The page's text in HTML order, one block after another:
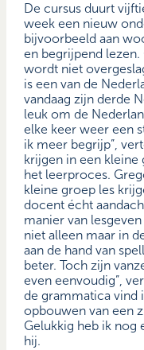
De cursus duurt
week een nieuw
bijvoorbeeld aan
en begrijpend
wordt niet
is een van de
vandaag zijn derde
leuk om de
elke keer weer een
ik meer begrijp”,
krijgen in een
het leerproces.
kleine groep les
docent écht
manier van
niet alleen maar in
aan de hand van
beter. Toch zijn
even eenvoudig”,
de grammatica vind
opbouwen van een
Gelukkig heb ik nog
hij.